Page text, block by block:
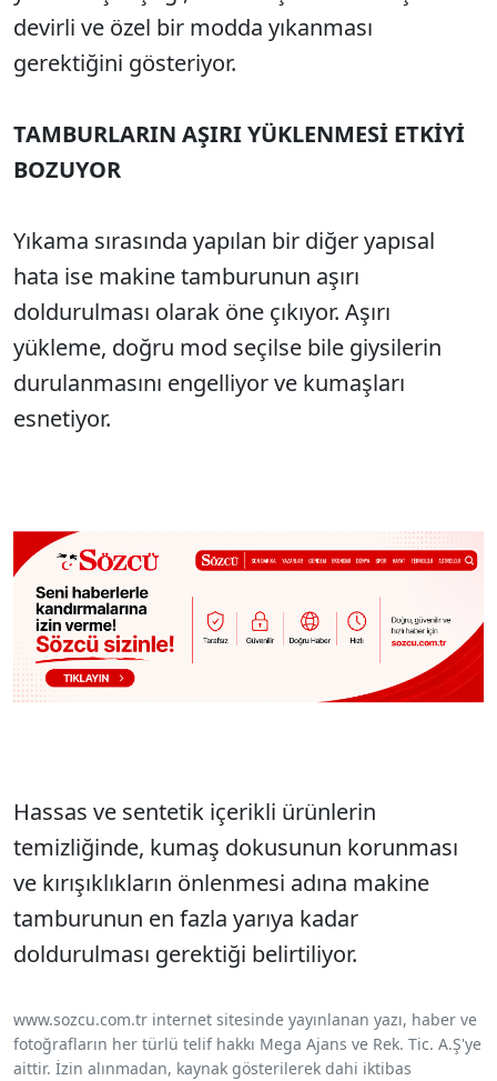
devirli ve özel bir modda yıkanması
gerektiğini gösteriyor.
TAMBURLARIN AŞIRI YÜKLENMESİ ETKİYİ
BOZUYOR
Yıkama sırasında yapılan bir diğer yapısal
hata ise makine tamburunun aşırı
doldurulması olarak öne çıkıyor. Aşırı
yükleme, doğru mod seçilse bile giysilerin
durulanmasını engelliyor ve kumaşları
esnetiyor.
Hassas ve sentetik içerikli ürünlerin
temizliğinde, kumaş dokusunun korunması
ve kırışıklıkların önlenmesi adına makine
tamburunun en fazla yarıya kadar
doldurulması gerektiği belirtiliyor.
www.sozcu.com.tr internet sitesinde yayınlanan yazı, haber ve
fotoğrafların her türlü telif hakkı Mega Ajans ve Rek. Tic. A.Ş'ye
aittir. İzin alınmadan, kaynak gösterilerek dahi iktibas